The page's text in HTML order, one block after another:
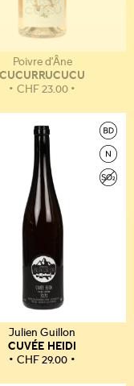
Poivre d'Âne
CUCURRUCUCU
CHF23.00
Julien Guillon
CUVÉE HEIDI
CHF29.00